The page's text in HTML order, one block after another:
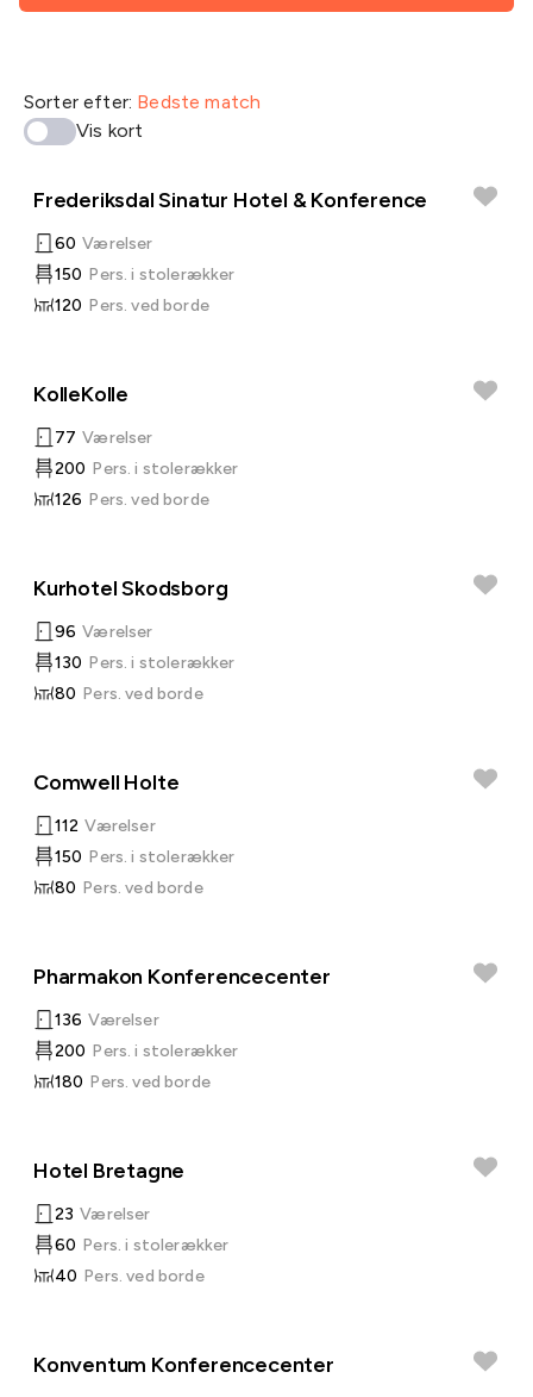
Sorter efter: Bedste match
Vis kort
Frederiksdal Sinatur Hotel & Konference
60 Værelser
150 Pers. i stolerækker
120 Pers. ved borde
KolleKolle
77 Værelser
200 Pers. i stolerækker
126 Pers. ved borde
Kurhotel Skodsborg
96 Værelser
130 Pers. i stolerækker
80 Pers. ved borde
Comwell Holte
112 Værelser
150 Pers. i stolerækker
80 Pers. ved borde
Pharmakon Konferencecenter
136 Værelser
200 Pers. i stolerækker
180 Pers. ved borde
Hotel Bretagne
23 Værelser
60 Pers. i stolerækker
40 Pers. ved borde
Konventum Konferencecenter